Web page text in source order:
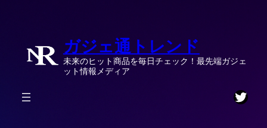
ガジェ通トレンド
未来のヒット商品を毎日チェック！最先端ガジェ
ット情報メディア